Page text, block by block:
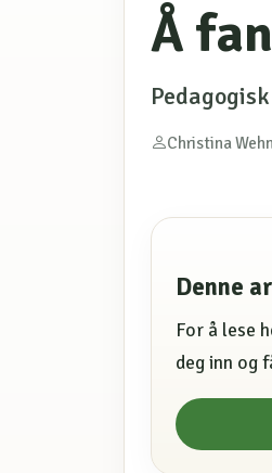
Å
Christina
Denne
For å lese
deg inn og